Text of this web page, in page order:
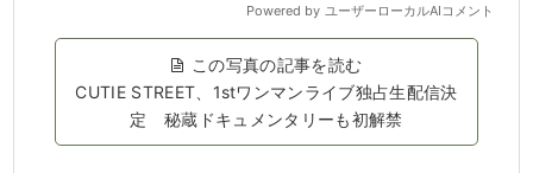
この写真の記事を読む
CUTIE STREET、1stワンマンライブ独占生配信決
定 秘蔵ドキュメンタリーも初解禁